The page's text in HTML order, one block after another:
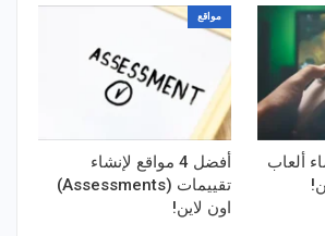
ألعاب
مواقع
أفضل 4 مواقع لإنشاء
تقييمات (Assessments)
اون لاين!